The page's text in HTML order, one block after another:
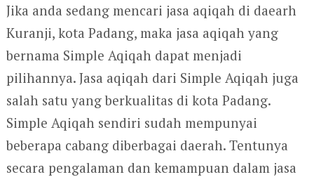
Jika anda sedang mencari jasa aqiqah di daearh
Kuranji, kota Padang, maka jasa aqiqah yang
bernama Simple Aqiqah dapat menjadi
pilihannya. Jasa aqiqah dari Simple Aqiqah juga
salah satu yang berkualitas di kota Padang.
Simple Aqiqah sendiri sudah mempunyai
beberapa cabang diberbagai daerah. Tentunya
secara pengalaman dan kemampuan dalam jasa